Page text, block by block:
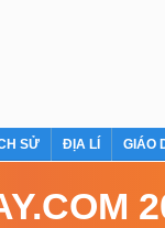
SỬ ĐỊA LÍ GIÁO